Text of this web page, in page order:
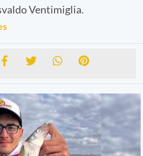
Ventimiglia.